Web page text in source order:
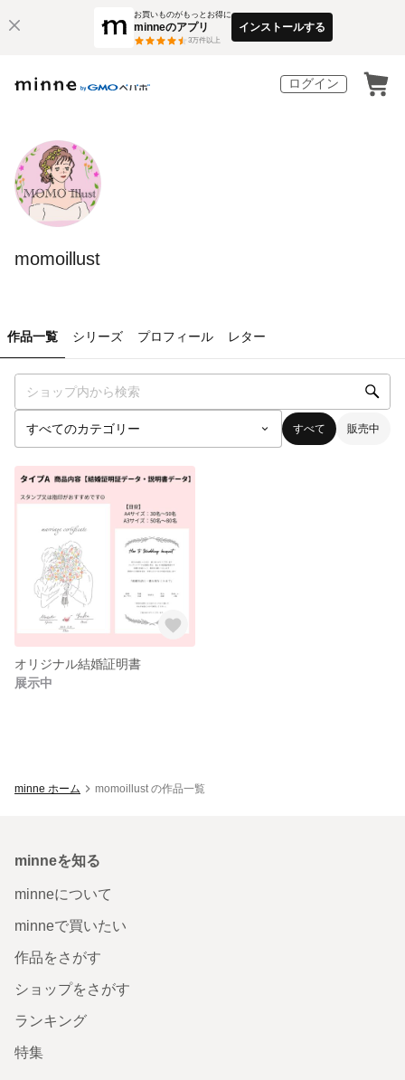
お買いものがもっとお得に
minneのアプリ
3万件以上
インストールする
ログイン
momoillust
作品一覧 シリーズ プロフィール レター
すべて 販売中
オリジナル結婚証明書
展示中
minne ホーム momoillust の作品一覧
minneを知る
minneについて
minneで買いたい
作品をさがす
ショップをさがす
ランキング
特集